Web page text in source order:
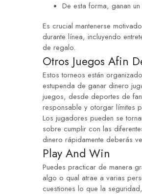
De esta forma, ganan
Es crucial mantenerse
durante línea, incluyendo
de regalo.
Otros Juegos Afin
Estos torneos están
estupenda de ganar dinero
juegos, desde deportes de
responsable y otorgar límites
Los jugadores pueden se
sobre cumplir con las
dinero rápidamente deberás
Play And Win
Puedes practicar de manera
algo o qual atrae a varias
cuestiones lo que la